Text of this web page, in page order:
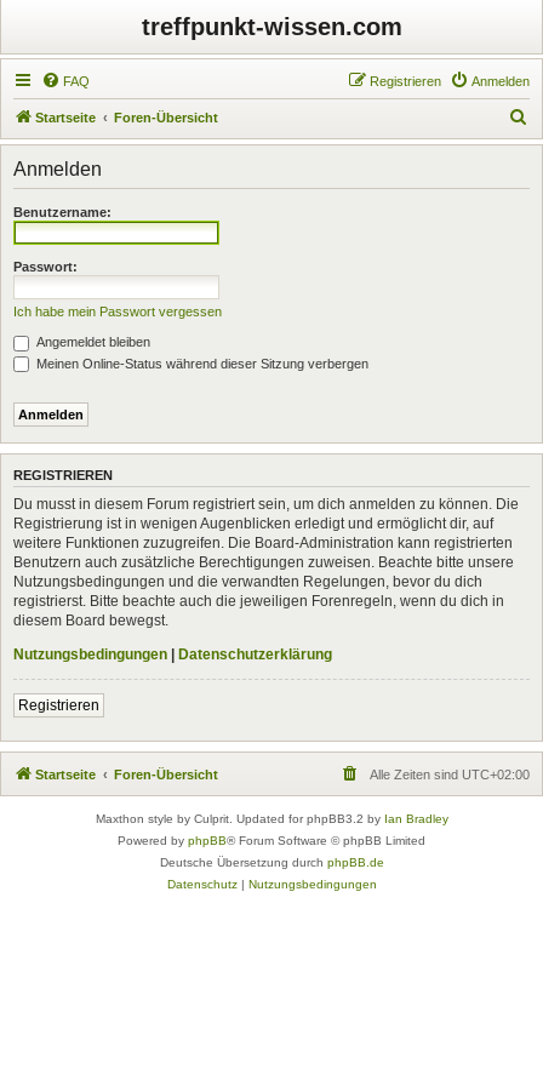
treffpunkt-wissen.com
FAQ Anmelden
Registrieren
Startseite Foren-Übersicht
u
Anmelden
Benutzername:
Passwort:
Ich habe mein Passwort vergessen
Angemeldet bleiben
Meinen Online-Status während dieser Sitzung verbergen
REGISTRIEREN
Du musst in diesem Forum registriert sein, um dich anmelden zu können. Die
Registrierung ist in wenigen Augenblicken erledigt und ermöglicht dir, auf
weitere Funktionen zuzugreifen. Die Board-Administration kann registrierten
Benutzern auch zusätzliche Berechtigungen zuweisen. Beachte bitte unsere
Nutzungsbedingungen und die verwandten Regelungen, bevor du dich
registrierst. Bitte beachte auch die jeweiligen Forenregeln, wenn du dich in
diesem Board bewegst.
Nutzungsbedingungen | Datenschutzerklärung
Registrieren
Startseite Foren-Übersicht Alle Zeiten sind UTC+02:00
Maxthon style by Culprit. Updated for phpBB3.2 by Ian Bradley
Powered by phpBB® Forum Software © phpBB Limited
Deutsche Übersetzung durch phpBB.de
Datenschutz| Nutzungsbedingungen